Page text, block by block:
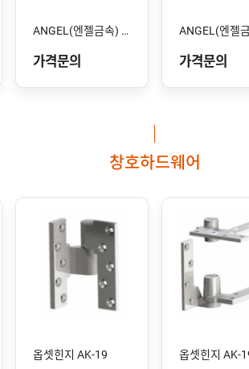
ANGEL(엔젤금속) STS-104 SS
가격문의 가격문의
창호하드웨어
옵셋힌지 AK-19 옵셋힌지 AK-